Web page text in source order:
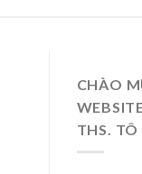
CHÀO
THS. TÔ